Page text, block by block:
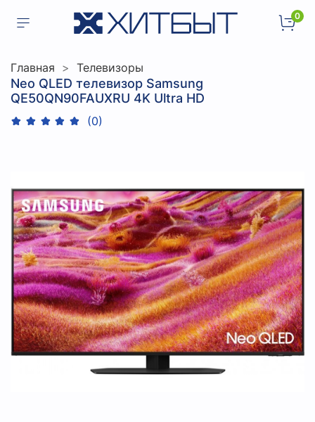
0
Главная Телевизоры
Neo QLED телевизор Samsung
QE50QN90FAUXRU 4K Ultra HD
(0)